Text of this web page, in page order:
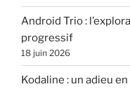
Android Trio :
progressif
18 juin 2026
Kodaline : un adieu